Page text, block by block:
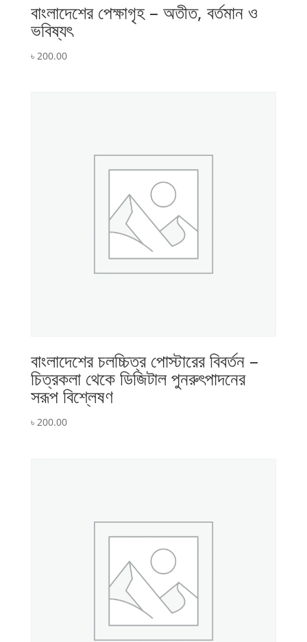
বাংলাদেশের পেক্ষাগৃহ – অতীত, বর্তমান ও
ভবিষ্যৎ
৳ 200.00
বাংলাদেশের চলচ্চিত্র পোস্টারের বিবর্তন –
চিত্রকলা থেকে ডিজিটাল পুনরুৎপাদনের
সরূপ বিশ্লেষণ
৳ 200.00